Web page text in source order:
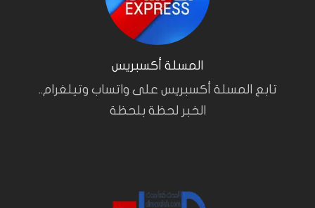
المسلة أكسبريس
تابع المسلة أكسبريس على واتساب وتيلغرام..
الخبر لحظة بلحظة